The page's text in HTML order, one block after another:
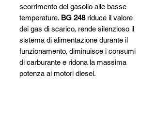
scorrimento del gasolio alle basse
temperature. BG 248riduce il valore
dei gas di scarico, rende silenzioso il
sistema di alimentazione durante il
funzionamento, diminuisce i consumi
di carburante e ridona la massima
potenza ai motori diesel.